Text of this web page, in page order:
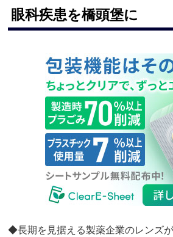
眼科疾患を橋頭堡に
◆長期を見据える製薬企業のレンズ